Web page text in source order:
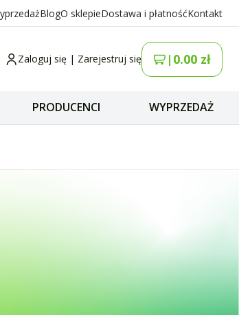
BlogO sklepieDostawa i płatnośćKontakt
Zaloguj się | Zarejestruj się | 0.00 zł
PRODUCENCI WYPRZEDAŻ
/